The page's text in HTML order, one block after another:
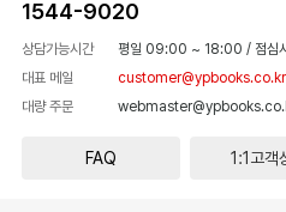
1544-9020
상담가능시간 평일 09:00 ~ 18:00 / 점심
대표 메일
customer@ypbooks.co.kr
대량 주문
FAQ 1:1고객